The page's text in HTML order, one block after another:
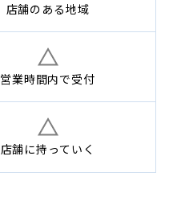
店舗の ある地域
営業時間内で受付
店舗に持っていく